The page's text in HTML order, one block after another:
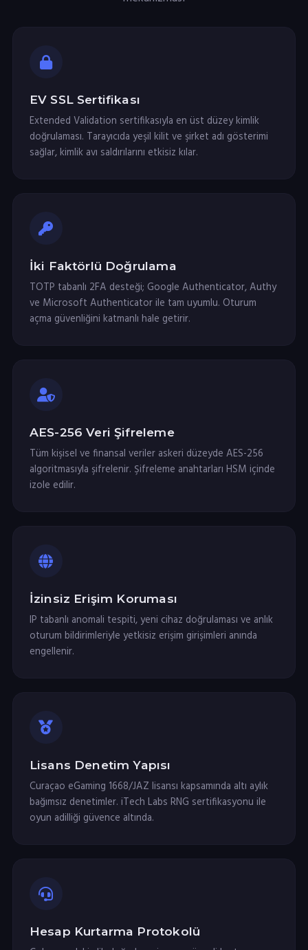
EV SSL Sertifikası
Extended Validation sertifikasıyla en üst düzey kimlik
doğrulaması. Tarayıcıda yeşil kilit ve şirket adı gösterimi
sağlar, kimlik avı saldırılarını etkisiz kılar.
İki Faktörlü Doğrulama
TOTP tabanlı 2FA desteği; Google Authenticator, Authy
ve Microsoft Authenticator ile tam uyumlu. Oturum
açma güvenliğini katmanlı hale getirir.
AES-256 Veri Şifreleme
Tüm kişisel ve finansal veriler askeri düzeyde AES-256
algoritmasıyla şifrelenir. Şifreleme anahtarları HSM içinde
izole edilir.
İzinsiz Erişim Koruması
IP tabanlı anomali tespiti, yeni cihaz doğrulaması ve anlık
oturum bildirimleriyle yetkisiz erişim girişimleri anında
engellenir.
Lisans Denetim Yapısı
Curaçao eGaming 1668/JAZ lisansı kapsamında altı aylık
bağımsız denetimler. iTech Labs RNG sertifikasyonu ile
oyun adilliği güvence altında.
Hesap Kurtarma Protokolü